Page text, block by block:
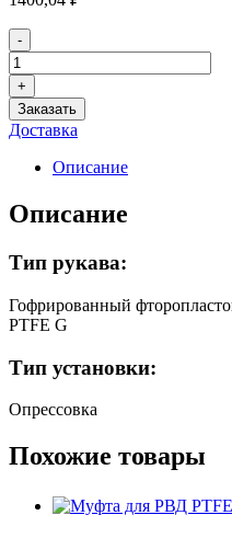
Количество
товара
Муфта
PTFE
G
DN-
(3/4")
-
+
Заказать
Доставка
Описание
Описание
Тип рукава:
Гофрированный
PTFE G
Тип установки:
Опрессовка
Похожие товары